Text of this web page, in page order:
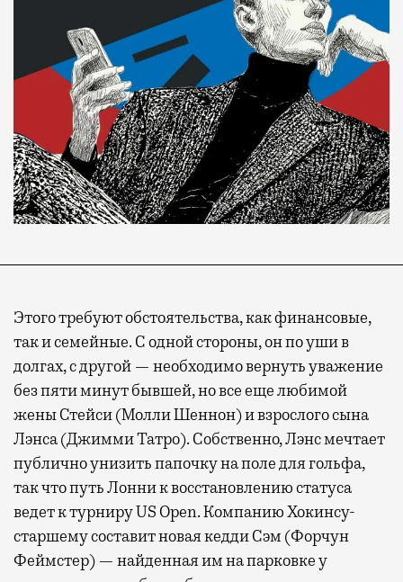
Этого требуют обстоятельства, как финансовые,
так и семейные. С одной стороны, он по уши в
долгах, с другой — необходимо вернуть уважение
без пяти минут бывшей, но все еще любимой
жены Стейси (Молли Шеннон) и взрослого сына
Лэнса (Джимми Татро). Собственно, Лэнс мечтает
публично унизить папочку на поле для гольфа,
так что путь Лонни к восстановлению статуса
ведет к турниру US Open. Компанию Хокинсу-
старшему составит новая кедди Сэм (Форчун
Феймстер) — найденная им на парковке у